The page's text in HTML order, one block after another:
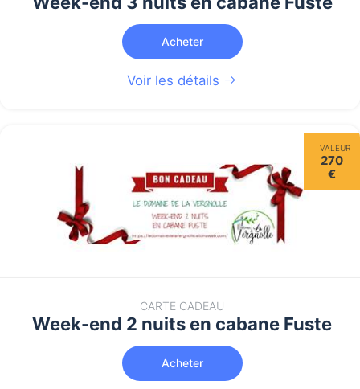
Acheter
Voir les détails
VALEUR
270
€
CARTE CADEAU
Week-end 2 nuits en cabane Fuste
Acheter